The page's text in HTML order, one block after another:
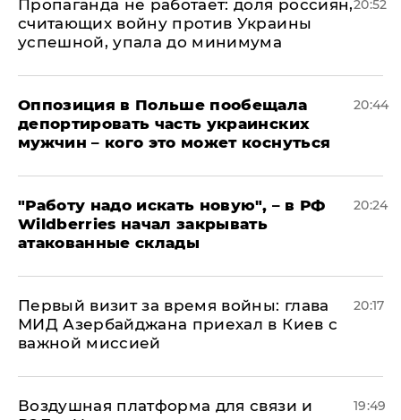
​Пропаганда не работает: доля россиян,
считающих войну против Украины
успешной, упала до минимума
20:52
Оппозиция в Польше пообещала
депортировать часть украинских
мужчин – кого это может коснуться
20:44
"Работу надо искать новую", – в РФ
Wildberries начал закрывать
атакованные склады
20:24
Первый визит за время войны: глава
МИД Азербайджана приехал в Киев с
важной миссией
20:17
Воздушная платформа для связи и
19:49